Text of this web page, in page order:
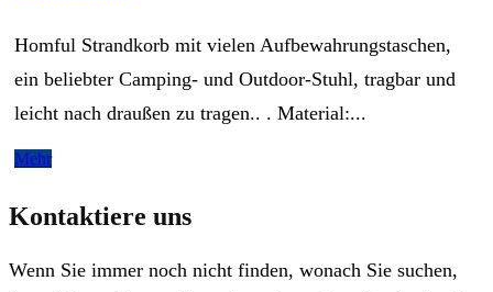
Homful Strandkorb mit vielen Aufbewahrungstaschen,
ein beliebter Camping- und Outdoor-Stuhl, tragbar und
leicht nach draußen zu tragen.. . Material:...
Mehr
Kontaktiere uns
Wenn Sie immer noch nicht finden, wonach Sie suchen,